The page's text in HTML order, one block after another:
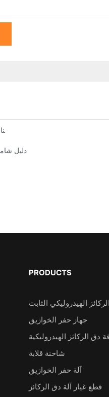
أفضل
دليل
PRODUCTS
الهيدروليكي الثابت
جهاز حفر الخوازيق
دق الركائز الهيدروليكية
شاحنة قلابة
آلة حفر الخوازيق
قطع غيار آلة دق الركائز